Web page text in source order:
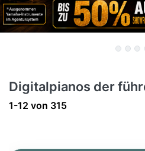
Digitalpianos der
Suchergebnisse:
1-12 von 315